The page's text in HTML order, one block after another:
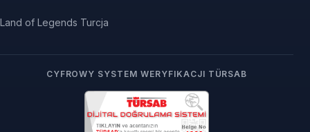
Land of Legends Turcja
CYFROWY SYSTEM WERYFIKACJI TÜRSAB